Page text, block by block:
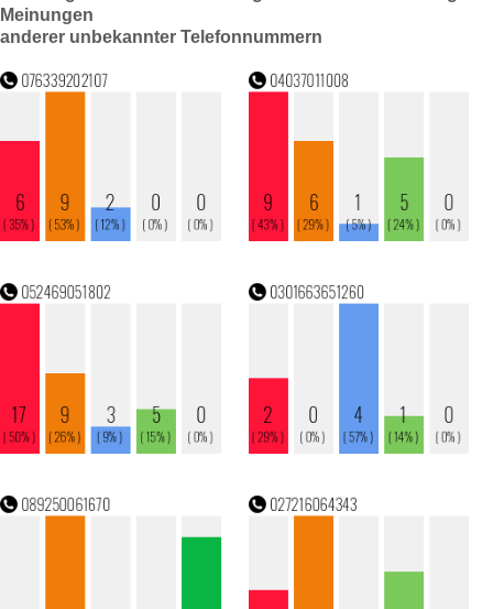
Meinungen
anderer unbekannter Telefonnummern